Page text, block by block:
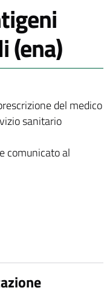
(ena)
del medico
sanitario
comunicato al